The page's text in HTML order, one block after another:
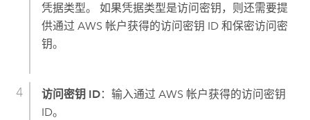
凭据类型。 如果凭据类型是访问密钥，则还需要提
供通过 AWS 帐户获得的访问密钥 ID 和保密访问密
钥。
访问密钥 ID：输入通过 AWS 帐户获得的访问密钥
ID。